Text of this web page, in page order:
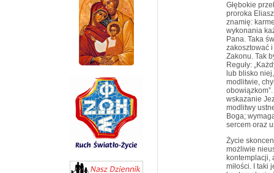
Głębokie
proroka
znamię:
wykonania
Pana. Taka
zakosztować i
Zakonu. Tak
Reguły:
lub blisko
modlitwie,
wskazanie
modlitwy
Boga;
sercem oraz
Życie
możliwie
kontemplacji,
miłości. I taki